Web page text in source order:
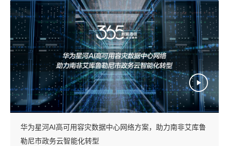
华为星河AI高可用容灾数据中心网络方案，助力南非艾库鲁
勒尼市政务云智能化转型